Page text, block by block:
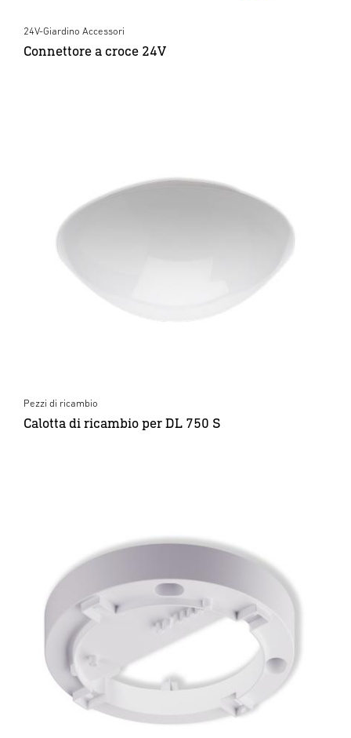
24V-Giardino Accessori
Connettore a croce 24V
Pezzi di ricambio
Calotta di ricambio per DL 750 S